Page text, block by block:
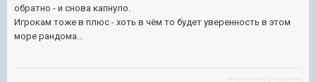
обратно - и снова капнуло.
Игрокам тоже в плюс - хоть в чём то будет уверенность в этом
море рандома...